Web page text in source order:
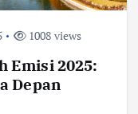
1008 views
Emisi 2025:
Depan